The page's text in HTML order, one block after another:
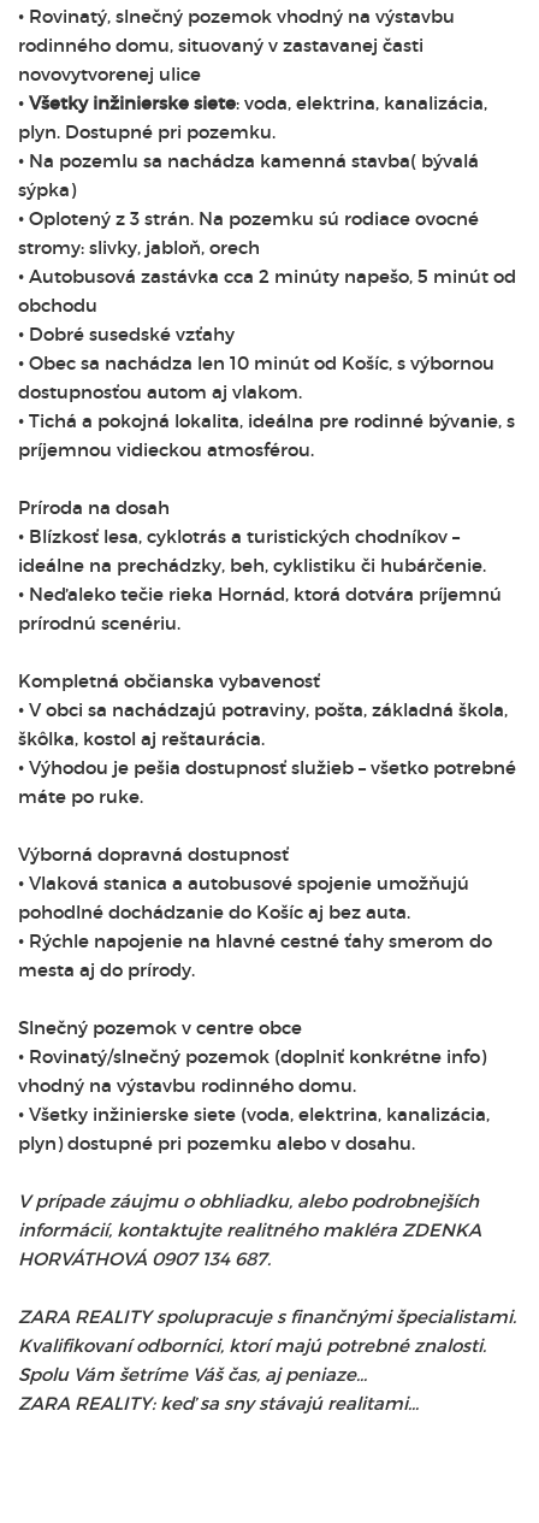
• Rovinatý, slnečný pozemok vhodný na výstavbu
rodinného domu, situovaný v zastavanej časti
novovytvorenej ulice
• Všetky inžinierske siete: voda, elektrina, kanalizácia,
plyn. Dostupné pri pozemku.
• Na pozemlu sa nachádza kamenná stavba( bývalá
sýpka)
• Oplotený z 3 strán. Na pozemku sú rodiace ovocné
stromy: slivky, jabloň, orech
• Autobusová zastávka cca 2 minúty napešo, 5 minút od
obchodu
• Dobré susedské vzťahy
• Obec sa nachádza len 10 minút od Košíc, s výbornou
dostupnosťou autom aj vlakom.
• Tichá a pokojná lokalita, ideálna pre rodinné bývanie, s
príjemnou vidieckou atmosférou.
Príroda na dosah
• Blízkosť lesa, cyklotrás a turistických chodníkov –
ideálne na prechádzky, beh, cyklistiku či hubárčenie.
• Neďaleko tečie rieka Hornád, ktorá dotvára príjemnú
prírodnú scenériu.
Kompletná občianska vybavenosť
• V obci sa nachádzajú potraviny, pošta, základná škola,
škôlka, kostol aj reštaurácia.
• Výhodou je pešia dostupnosť služieb – všetko potrebné
máte po ruke.
Výborná dopravná dostupnosť
• Vlaková stanica a autobusové spojenie umožňujú
pohodlné dochádzanie do Košíc aj bez auta.
• Rýchle napojenie na hlavné cestné ťahy smerom do
mesta aj do prírody.
Slnečný pozemok v centre obce
• Rovinatý/slnečný pozemok (doplniť konkrétne info)
vhodný na výstavbu rodinného domu.
• Všetky inžinierske siete (voda, elektrina, kanalizácia,
plyn) dostupné pri pozemku alebo v dosahu.
V prípade záujmu o obhliadku, alebo podrobnejších
informácií, kontaktujte realitného makléra ZDENKA
HORVÁTHOVÁ 0907 134 687.
ZARA REALITY spolupracuje s finančnými špecialistami.
Kvalifikovaní odborníci, ktorí majú potrebné znalosti.
Spolu Vám šetríme Váš čas, aj peniaze...
ZARA REALITY: keď sa sny stávajú realitami...